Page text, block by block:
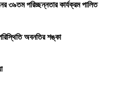
৩৯তম পরিচ্ছন্নতার কার্যক্রম পালিত
অবনতির শঙ্কা